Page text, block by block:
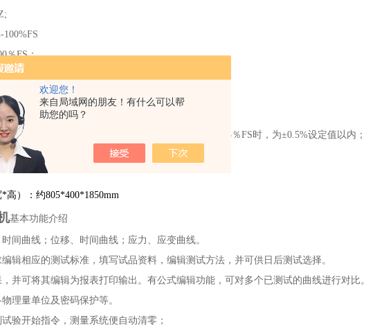
欢迎您！
来自局域网的朋友！有什么可以帮
助您的吗？
％FS；
～5％FS/S；
设定值以内；
～5％FS/S；
：速率＜0.05％FS时，为±2%设定值以内；速率≥0.05％FS时，为±0.5%设定值以内；
～500mm/min；
高）：约805*400*1850mm
基本功能介绍
间曲线；位移、时间曲线；应力、应变曲线。
辑相应的测试标准，填写试品资料，编辑测试方法，并可供日后测试选择。
并可将其编辑为报表打印输出。有公式编辑功能，可对多个已测试的曲线进行对比。
理量单位及密码保护等。
验开始指令，测量系统便自动清零；